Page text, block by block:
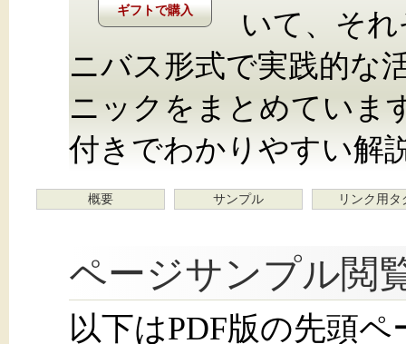
ギフトで購入
いて、そ
ニバス形式で実践的な
ニックをまとめていま
付きでわかりやすい解
概要 サンプル リンク用タ
ページサンプル閲
以下はPDF版の先頭